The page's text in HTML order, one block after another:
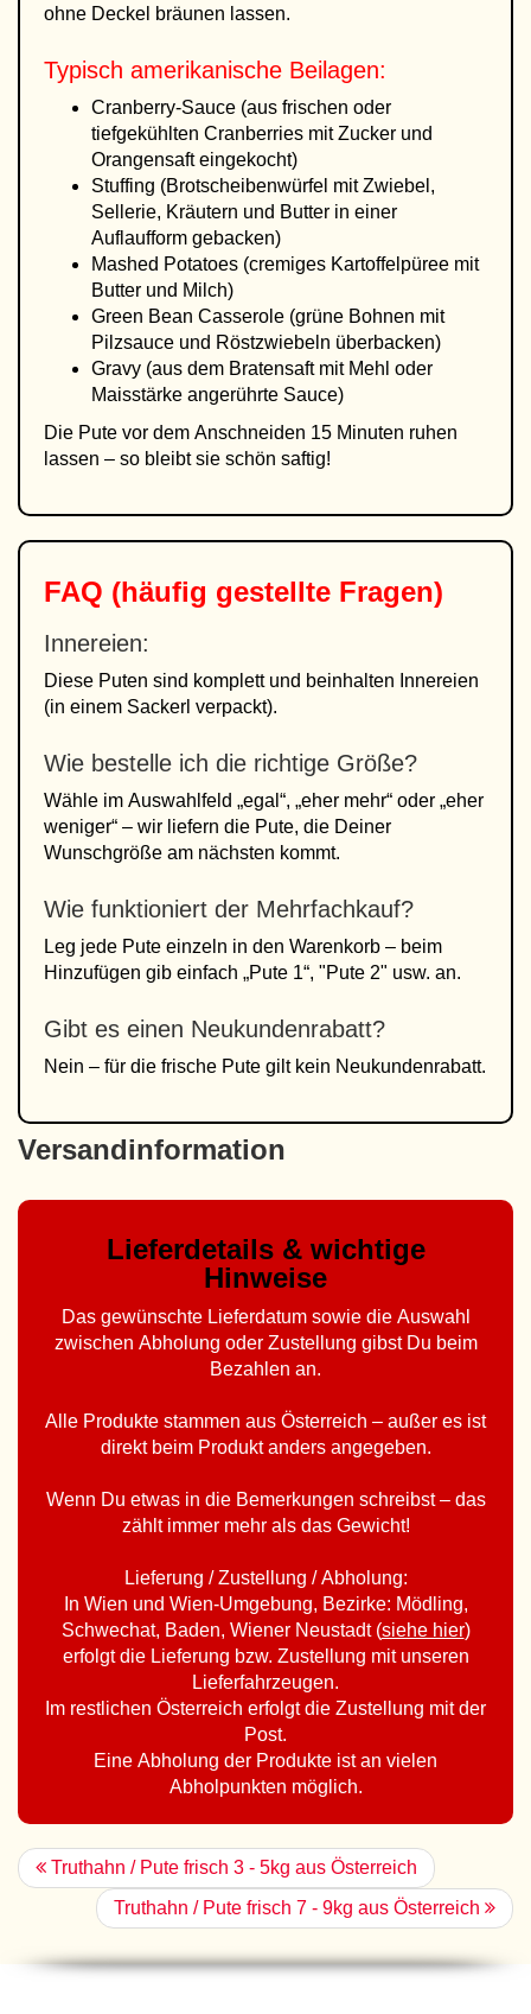
ohne Deckel bräunen lassen.
Typisch amerikanische Beilagen:
Cranberry-Sauce (aus frischen oder
tiefgekühlten Cranberries mit Zucker und
Orangensaft eingekocht)
Stuffing (Brotscheibenwürfel mit Zwiebel,
Sellerie, Kräutern und Butter in einer
Auflaufform gebacken)
Mashed Potatoes (cremiges Kartoffelpüree mit
Butter und Milch)
Green Bean Casserole (grüne Bohnen mit
Pilzsauce und Röstzwiebeln überbacken)
Gravy (aus dem Bratensaft mit Mehl oder
Maisstärke angerührte Sauce)
Die Pute vor dem Anschneiden 15 Minuten ruhen
lassen – so bleibt sie schön saftig!
FAQ (häufig gestellte Fragen)
Innereien:
Diese Puten sind komplett und beinhalten Innereien
(in einem Sackerl verpackt).
Wie bestelle ich die richtige Größe?
Wähle im Auswahlfeld „egal“, „eher mehr“ oder „eher
weniger“ – wir liefern die Pute, die Deiner
Wunschgröße am nächsten kommt.
Wie funktioniert der Mehrfachkauf?
Leg jede Pute einzeln in den Warenkorb – beim
Hinzufügen gib einfach „Pute 1“, "Pute 2" usw. an.
Gibt es einen Neukundenrabatt?
Nein – für die frische Pute gilt kein Neukundenrabatt.
Versandinformation
Lieferdetails & wichtige
Hinweise
Das gewünschte Lieferdatum sowie die Auswahl
zwischen Abholung oder Zustellung gibst Du beim
Bezahlen an.
Alle Produkte stammen aus Österreich – außer es ist
direkt beim Produkt anders angegeben.
Wenn Du etwas in die Bemerkungen schreibst – das
zählt immer mehr als das Gewicht!
Lieferung / Zustellung / Abholung:
In Wien und Wien-Umgebung, Bezirke: Mödling,
Schwechat, Baden, Wiener Neustadt (siehe hier)
erfolgt die Lieferung bzw. Zustellung mit unseren
Lieferfahrzeugen.
Im restlichen Österreich erfolgt die Zustellung mit der
Post.
Eine Abholung der Produkte ist an vielen
Abholpunkten möglich.
Truthahn / Pute frisch 3 - 5kg aus Österreich
Truthahn / Pute frisch 7 - 9kg aus Österreich